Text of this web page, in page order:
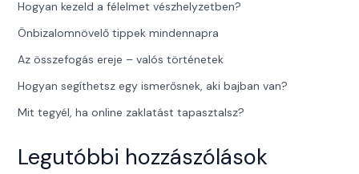
Hogyan kezeld a félelmet vészhelyzetben?
Önbizalomnövelő tippek mindennapra
Az összefogás ereje – valós történetek
Hogyan segíthetsz egy ismerősnek, aki bajban van?
Mit tegyél, ha online zaklatást tapasztalsz?
Legutóbbi hozzászólások